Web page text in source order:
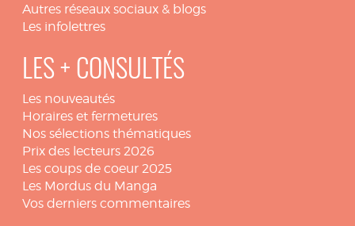
Autres réseaux sociaux & blogs
Les infolettres
LES + CONSULTÉS
Les nouveautés
Horaires et fermetures
Nos sélections thématiques
Prix des lecteurs 2026
Les coups de coeur 2025
Les Mordus du Manga
Vos derniers commentaires